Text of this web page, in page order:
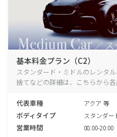
基本料金プラン（C2）
スタンダード・ミドルのレンタ
捨てなどの詳細は、こちらから各
代表車種 アクア 等
ボディタイプ スタンダー
営業時間 08:00-20:00